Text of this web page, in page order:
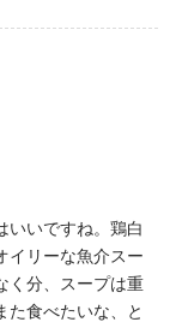
いいですね。鶏白
イリーな魚介スー
く分、スープは重
た食べたいな、と